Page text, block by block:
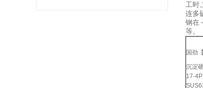
工时
连多
钢在
等。
国劲
沉淀
17-